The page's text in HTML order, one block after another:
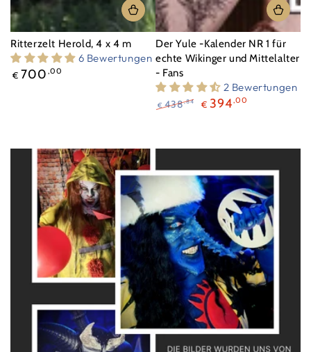
Ritterzelt Herold, 4 x 4 m
6 Bewertungen
Regulärer
€ 700 ,00
Der Yule -Kalender NR 1 für
echte Wikinger und Mittelalter
- Fans
2 Bewertungen
€ 438,84 € 394,00